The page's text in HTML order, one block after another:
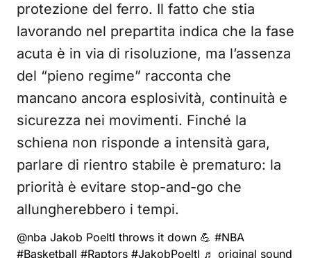
protezione del ferro. Il fatto che stia
lavorando nel prepartita indica che la fase
acuta è in via di risoluzione, ma l’assenza
del “pieno regime” racconta che
mancano ancora esplosività, continuità e
sicurezza nei movimenti. Finché la
schiena non risponde a intensità gara,
parlare di rientro stabile è prematuro: la
priorità è evitare stop-and-go che
allungherebbero i tempi.
@nba Jakob Poeltl throws it down 💪 #NBA
#Basketball #Raptors #JakobPoeltl ♬ original sound